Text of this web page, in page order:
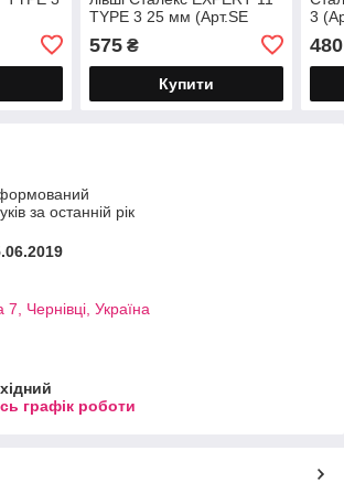
TYPE 3 25 мм (Арт.SE
575₴
Купити
3
480
за останній рік
Чернівці, Україна
графік роботи